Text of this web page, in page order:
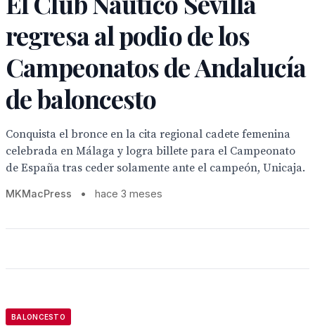
regresa al podio de los
Campeonatos de Andalucía
de baloncesto
Conquista el bronce en la cita regional cadete femenina
celebrada en Málaga y logra billete para el Campeonato
de España tras ceder solamente ante el campeón, Unicaja.
MKMacPress • hace 3 meses
BALONCESTO